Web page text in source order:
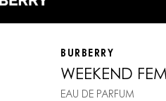
BURBERRY
WEEKEND
EAU DE PARFUM